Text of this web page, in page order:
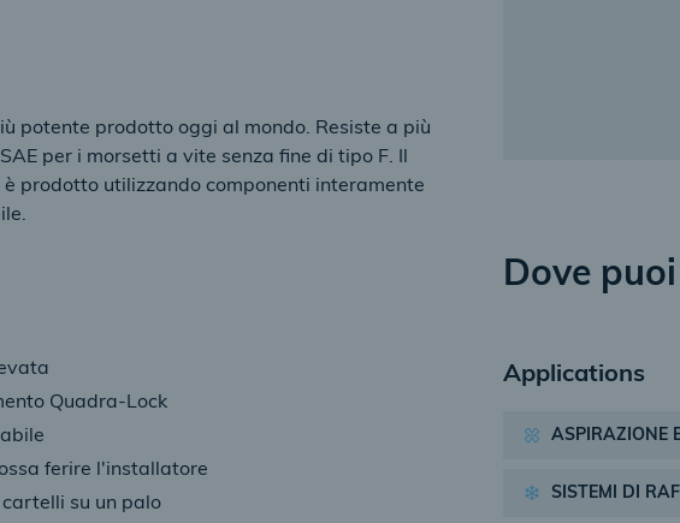
potente prodotto oggi al mondo. Resiste a più
per i morsetti a vite senza fine di tipo F. Il
è prodotto utilizzando componenti interamente
Quadra-Lock
ferire l'installatore
su un palo
Dove
Applications
ASPIRAZIONE
SISTEMI DI